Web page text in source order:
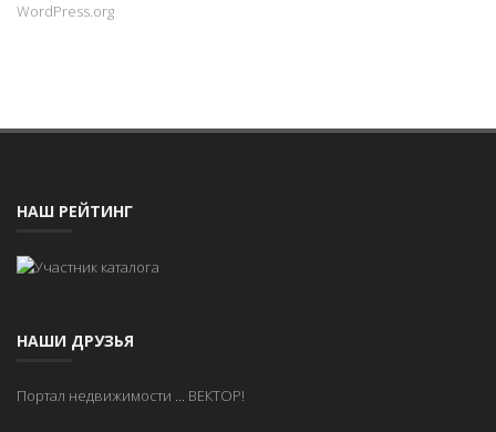
WordPress.org
НАШ РЕЙТИНГ
НАШИ ДРУЗЬЯ
Портал недвижимости ... ВЕКТОР!